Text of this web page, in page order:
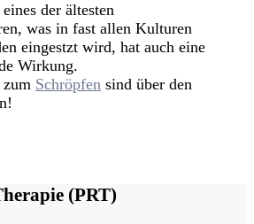
der ältesten
was in fast allen Kulturen
eingestzt wird, hat auch eine
Wirkung.
Schröpfen sind über den
(PRT)